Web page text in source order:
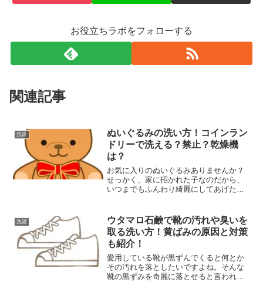
お役立ちラボをフォローする
関連記事
洗濯
ぬいぐるみの洗い方！コインラン
ドリーで洗える？禁止？乾燥機
は？
お気に入りのぬいぐるみありませんか？
せっかく、家に招かれた子なのだから、
いつまでもふんわり綺麗にしてあげたい
です。手間がかかりそうなぬいぐるみの
お手入れ方法のポイントを...
洗濯
ウタマロ石鹸で靴の汚れや臭いを
取る洗い方！黄ばみの原因と対策
も紹介！
愛用している靴が黒ずんでくると何とか
その汚れを落としたいですよね。そんな
靴の黒ずみを奇麗に落とせると言われて